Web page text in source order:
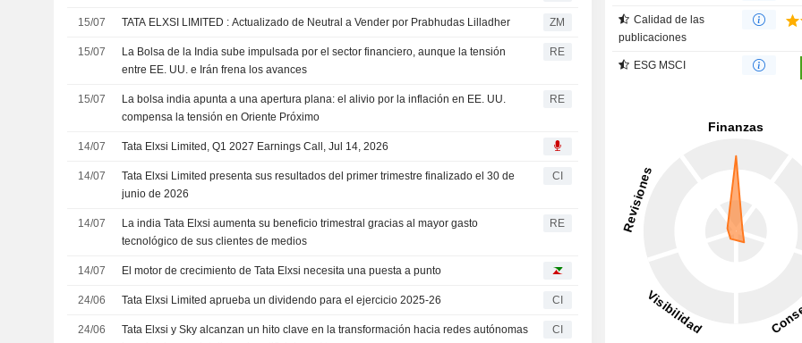
15/07 TATA ELXSI LIMITED : Actualizado de Neutral a Vender por Prabhudas Lilladher ZM
15/07
La Bolsa de la India sube impulsada por el sector financiero, aunque la tensión
entre EE. UU. e Irán frena los avances
RE
15/07
La bolsa india apunta a una apertura plana: el alivio por la inflación en EE. UU.
compensa la tensión en Oriente Próximo
RE
14/07 Tata Elxsi Limited, Q1 2027 Earnings Call, Jul 14, 2026
14/07
Tata Elxsi Limited presenta sus resultados del primer trimestre finalizado el 30 de
junio de 2026
CI
14/07
La india Tata Elxsi aumenta su beneficio trimestral gracias al mayor gasto
tecnológico de sus clientes de medios
RE
14/07 El motor de crecimiento de Tata Elxsi necesita una puesta a punto
24/06 Tata Elxsi Limited aprueba un dividendo para el ejercicio 2025-26 CI
24/06
Tata Elxsi y Sky alcanzan un hito clave en la transformación hacia redes autónomas
CI
Calidad de las
publicaciones
ESG MSCI